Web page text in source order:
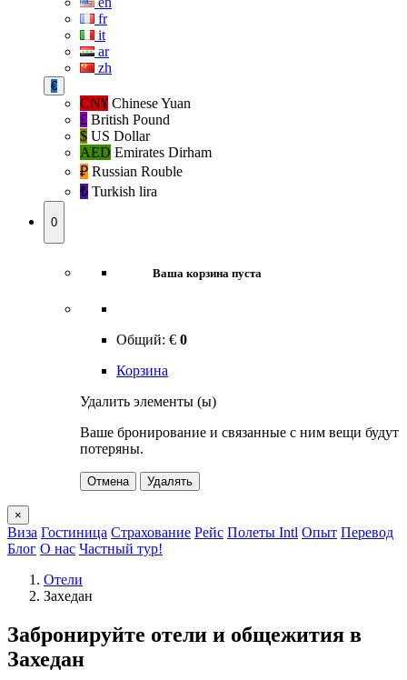
fr
it
ar
zh
€
CN¥ Chinese Yuan
£ British Pound
$ US Dollar
AED Emirates Dirham
₽‎ Russian Rouble
₺‎ Turkish lira
0
Ваша корзина пуста
Общий: € 0
Корзина
Удалить элементы (ы)
Ваше бронирование и связанные с ним вещи будут
потеряны.
Отмена Удалять
×
Виза Гостиница Страхование Рейс Полеты Intl Опыт Перевод
Блог О нас Частный тур!
Отели
Захедан
Забронируйте отели и общежития в
Захедан